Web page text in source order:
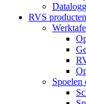
RVS producten
Spoelen